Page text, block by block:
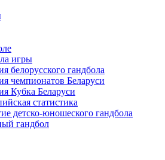
игры
белорусского гандбола
чемпионатов Беларуси
Кубка Беларуси
статистика
детско-юношеского гандбола
гандбол